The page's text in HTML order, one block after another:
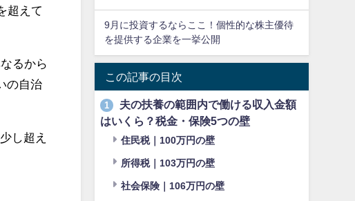
超えて
るから
の自治
し超え
9月に投資するならここ！個性的な株主優待
を提供する企業を一挙公開
この記事の目次
1
夫の扶養の範囲内で働ける収入金額
はいくら？税金・保険5つの壁
住民税｜100万円の壁
所得税｜103万円の壁
社会保険｜106万円の壁